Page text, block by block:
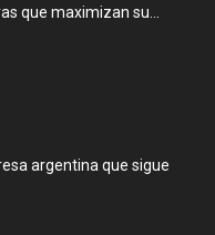
que maximizan su...
argentina que sigue